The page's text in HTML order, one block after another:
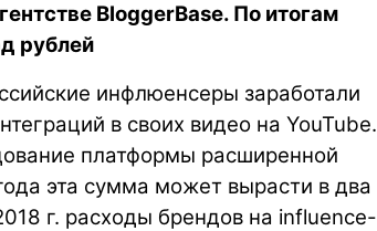
BloggerBase. По итогам
рублей
инфлюенсеры заработали
в своих видео на YouTube.
платформы расширенной
эта сумма может вырасти в два
г. расходы брендов на influence-